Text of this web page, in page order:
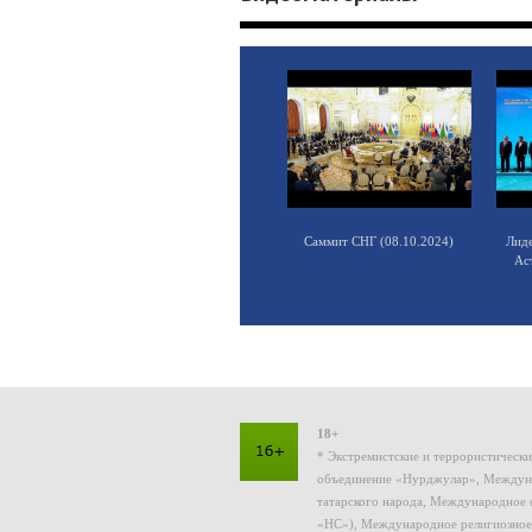
Саммит СНГ (08.10.2024)
18+
* Экстремистские и
объединение «Нурджулар»,
татарского народа, Международное
«НС»), Международное